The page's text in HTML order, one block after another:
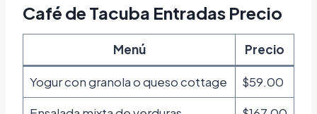
Café de Tacuba Entradas Precio
Menú Precio
Yogur con granola o queso cottage
$59.00